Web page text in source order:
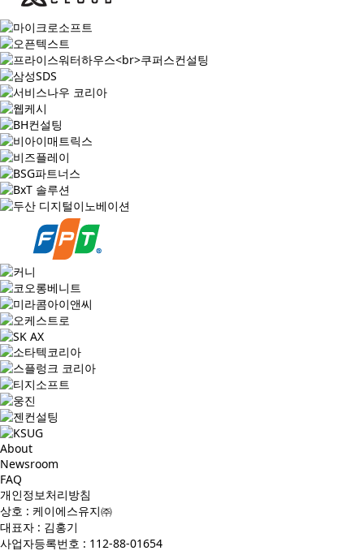
About
Newsroom
FAQ
개인정보처리방침
상호 : 케이에스유지㈜
대표자 : 김홍기
사업자등록번호 : 112-88-01654